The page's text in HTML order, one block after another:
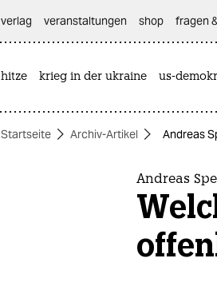
themen
verlag
veranstaltungen shop fragen
hitze krieg in der ukraine us-
Startseite Archiv-Artikel Andreas
Andreas